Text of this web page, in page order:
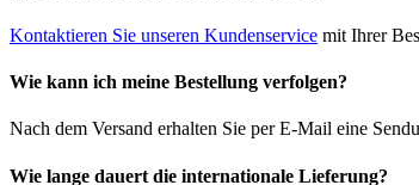
Kontaktieren Sie unseren Kundenservice mit Ihrer
Wie kann ich meine Bestellung verfolgen?
Nach dem Versand erhalten Sie per E-Mail eine
Wie lange dauert die internationale Lieferung?